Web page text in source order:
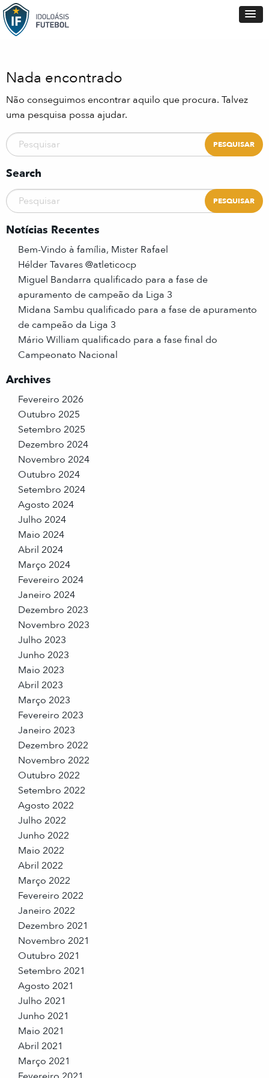
Nada encontrado
Não conseguimos encontrar aquilo que procura. Talvez
uma pesquisa possa ajudar.
Search
Notícias Recentes
Bem-Vindo à família, Mister Rafael
Hélder Tavares @atleticocp
Miguel Bandarra qualificado para a fase de
apuramento de campeão da Liga 3
Midana Sambu qualificado para a fase de apuramento
de campeão da Liga 3
Mário William qualificado para a fase final do
Campeonato Nacional
Archives
Fevereiro 2026
Outubro 2025
Setembro 2025
Dezembro 2024
Novembro 2024
Outubro 2024
Setembro 2024
Agosto 2024
Julho 2024
Maio 2024
Abril 2024
Março 2024
Fevereiro 2024
Janeiro 2024
Dezembro 2023
Novembro 2023
Julho 2023
Junho 2023
Maio 2023
Abril 2023
Março 2023
Fevereiro 2023
Janeiro 2023
Dezembro 2022
Novembro 2022
Outubro 2022
Setembro 2022
Agosto 2022
Julho 2022
Junho 2022
Maio 2022
Abril 2022
Março 2022
Fevereiro 2022
Janeiro 2022
Dezembro 2021
Novembro 2021
Outubro 2021
Setembro 2021
Agosto 2021
Julho 2021
Junho 2021
Maio 2021
Abril 2021
Março 2021